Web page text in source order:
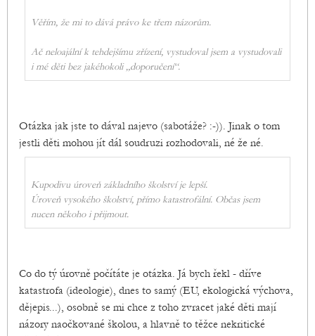
Věřím, že mi to dává právo ke třem názorům.
Ač neloajální k tehdejšímu zřízení, vystudoval jsem a vystudovali
i mé děti bez jakéhokoli „doporučení“.
Otázka jak jste to dával najevo (sabotáže? :-)). Jinak o tom
jestli děti mohou jít dál soudruzi rozhodovali, né že né.
Kupodivu úroveň základního školství je lepší.
Úroveň vysokého školství, přímo katastrofální. Občas jsem
nucen někoho i přijmout.
Co do tý úrovně počítáte je otázka. Já bych řekl - dříve
katastrofa (ideologie), dnes to samý (EU, ekologická výchova,
dějepis...), osobně se mi chce z toho zvracet jaké děti mají
názory naočkované školou, a hlavně to těžce nekritické